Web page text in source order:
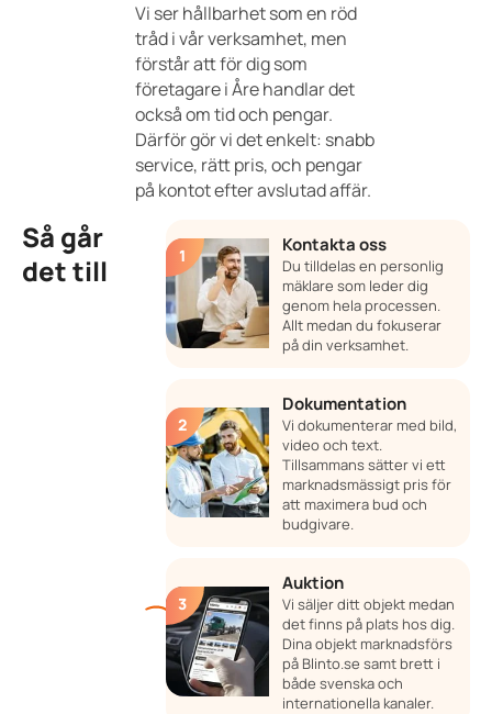
Vi ser hållbarhet som en röd
tråd i vår verksamhet, men
förstår att för dig som
företagare i Åre handlar det
också om tid och pengar.
Därför gör vi det enkelt: snabb
service, rätt pris, och pengar
på kontot efter avslutad affär.
Så går
det till
Kontakta oss
Du tilldelas en personlig
mäklare som leder dig
genom hela processen.
Allt medan du fokuserar
på din verksamhet.
Dokumentation
Vi dokumenterar med bild,
video och text.
Tillsammans sätter vi ett
marknadsmässigt pris för
att maximera bud och
budgivare.
Auktion
Vi säljer ditt objekt medan
det finns på plats hos dig.
Dina objekt marknadsförs
på Blinto.se samt brett i
både svenska och
internationella kanaler.